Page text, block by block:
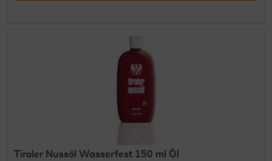
Tiroler Nussöl Wasserfest 150 ml Öl